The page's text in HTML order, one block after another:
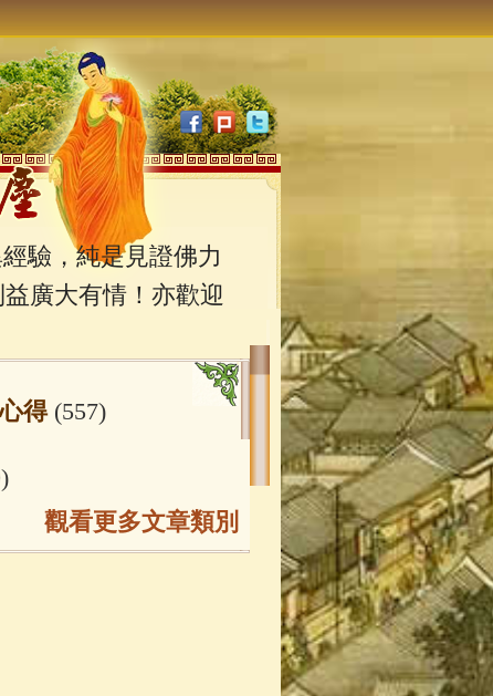
驗，純是見證佛力
廣大有情！亦歡迎
得 (557)
觀看更多文章類別